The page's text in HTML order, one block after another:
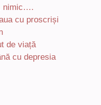
nimic….
cu proscriși
de viață
cu depresia